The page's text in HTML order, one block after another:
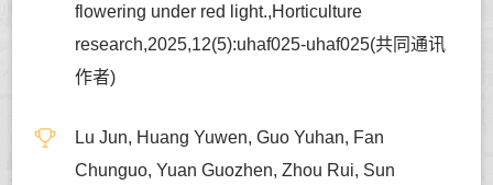
flowering under red light.,Horticulture
research,2025,12(5):uhaf025-uhaf025(共同通讯
作者)
Lu Jun, Huang Yuwen, Guo Yuhan, Fan
Chunguo, Yuan Guozhen, Zhou Rui, Sun